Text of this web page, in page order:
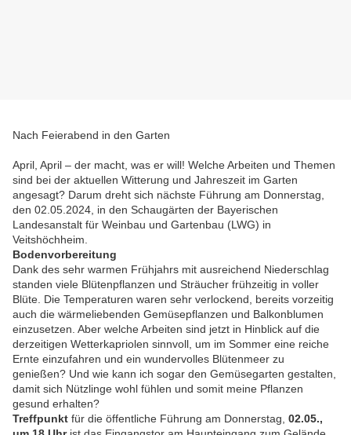
Nach Feierabend in den Garten
April, April – der macht, was er will! Welche Arbeiten und Themen
sind bei der aktuellen Witterung und Jahreszeit im Garten
angesagt? Darum dreht sich nächste Führung am Donnerstag,
den 02.05.2024, in den Schaugärten der Bayerischen
Landesanstalt für Weinbau und Gartenbau (LWG) in
Veitshöchheim.
Bodenvorbereitung
Dank des sehr warmen Frühjahrs mit ausreichend Niederschlag
standen viele Blütenpflanzen und Sträucher frühzeitig in voller
Blüte. Die Temperaturen waren sehr verlockend, bereits vorzeitig
auch die wärmeliebenden Gemüsepflanzen und Balkonblumen
einzusetzen. Aber welche Arbeiten sind jetzt in Hinblick auf die
derzeitigen Wetterkapriolen sinnvoll, um im Sommer eine reiche
Ernte einzufahren und ein wundervolles Blütenmeer zu
genießen? Und wie kann ich sogar den Gemüsegarten gestalten,
damit sich Nützlinge wohl fühlen und somit meine Pflanzen
gesund erhalten?
Treffpunkt für die öffentliche Führung am Donnerstag, 02.05.,